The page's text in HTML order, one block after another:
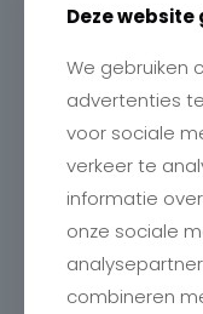
Deze
We gebruiken
advertenties
voor sociale
verkeer te
informatie
onze sociale
combineren